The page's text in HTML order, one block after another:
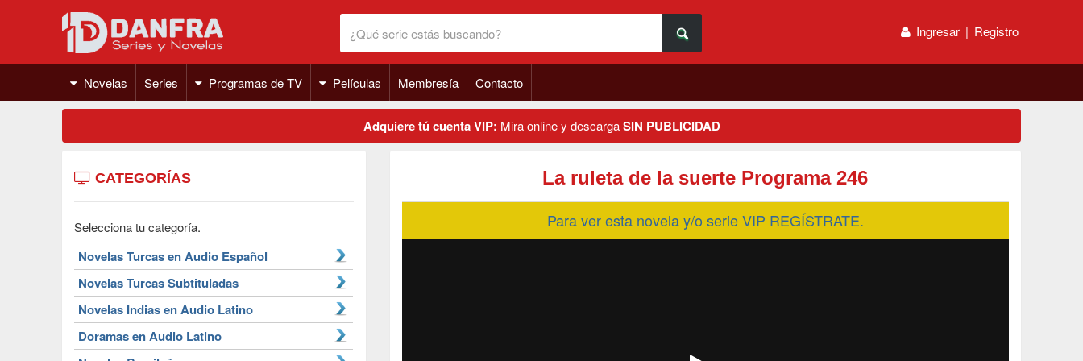
Ingresar | Registro
Novelas Series Programas de TV Películas Membresía Contacto
Adquiere tú cuenta VIP: Mira online y descargaSIN PUBLICIDAD
CATEGORÍAS
Selecciona tu categoría.
Novelas Turcas en Audio Español
Novelas Turcas Subtituladas
Novelas Indias en Audio Latino
Doramas en Audio Latino
La ruleta de la suerte Programa 246
Para ver esta novela y/o serie VIP REGÍSTRATE.